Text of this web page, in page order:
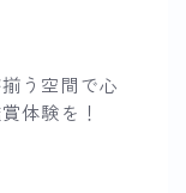
う空間で心
体験を！